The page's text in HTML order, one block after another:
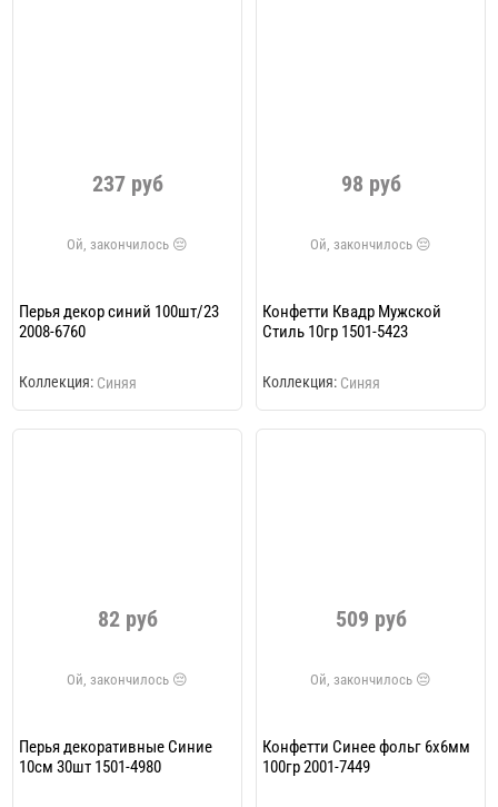
237 руб
Перья декор синий 100шт/23
2008-6760
Коллекция: Синяя
98 руб
Конфетти Квадр Мужской
Стиль 10гр 1501-5423
Коллекция: Синяя
82 руб
Перья декоративные Синие
10см 30шт 1501-4980
509 руб
Конфетти Синее фольг 6х6мм
100гр 2001-7449